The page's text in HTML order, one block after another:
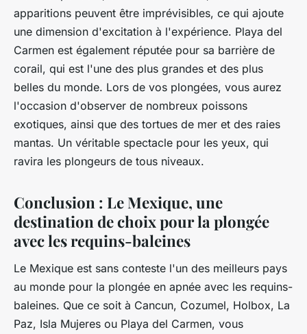
apparitions peuvent être imprévisibles, ce qui ajoute
une dimension d'excitation à l'expérience. Playa del
Carmen est également réputée pour sa barrière de
corail, qui est l'une des plus grandes et des plus
belles du monde. Lors de vos plongées, vous aurez
l'occasion d'observer de nombreux poissons
exotiques, ainsi que des tortues de mer et des raies
mantas. Un véritable spectacle pour les yeux, qui
ravira les plongeurs de tous niveaux.
Conclusion : Le Mexique, une
destination de choix pour la plongée
avec les requins-baleines
Le Mexique est sans conteste l'un des meilleurs pays
au monde pour la plongée en apnée avec les requins-
baleines. Que ce soit à Cancun, Cozumel, Holbox, La
Paz, Isla Mujeres ou Playa del Carmen, vous